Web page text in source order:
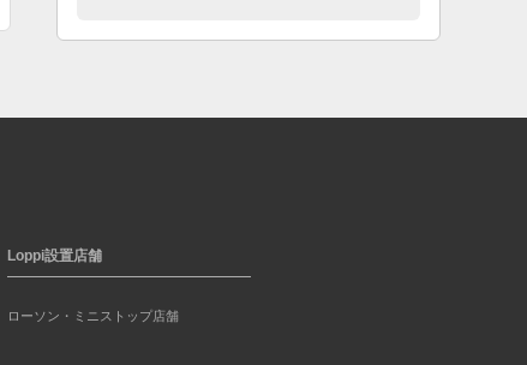
Loppi設置店舗
ローソン・ミニストップ店舗